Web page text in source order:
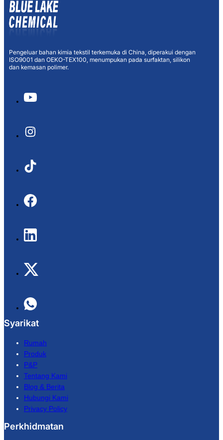
Pengeluar bahan kimia tekstil terkemuka di China, diperakui dengan
ISO9001 dan OEKO-TEX100, menumpukan pada surfaktan, silikon
dan kemasan polimer.
Syarikat
Rumah
Produk
P&P
Tentang Kami
Blog & Berita
Hubungi Kami
Privacy Policy
Perkhidmatan